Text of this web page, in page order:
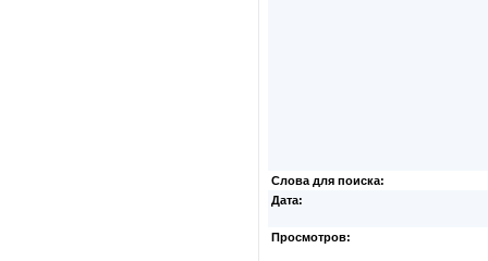
Слова для поиска:
Дата:
Просмотров: